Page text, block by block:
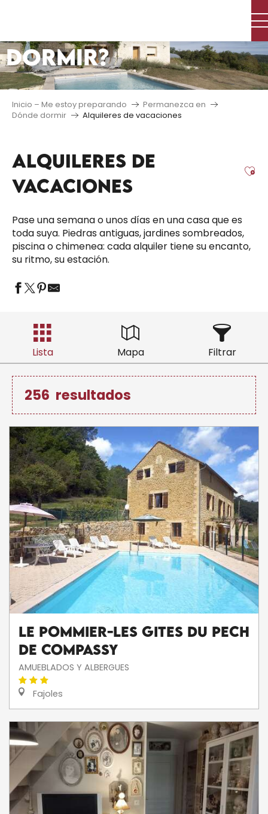
principal
DORMIR?
Inicio – Me estoy preparando
Permanezca en
Dónde dormir
Alquileres de vacaciones
ALQUILERES DE
VACACIONES
Pase una semana o unos días en una casa que es
toda suya. Piedras antiguas, jardines sombreados,
piscina o chimenea: cada alquiler tiene su encanto,
su ritmo, su estación.
Lista Mapa Filtrar
256 resultados
Le Pommier-Les gites du Pech
de Compassy
AMUEBLADOS Y ALBERGUES
Fajoles